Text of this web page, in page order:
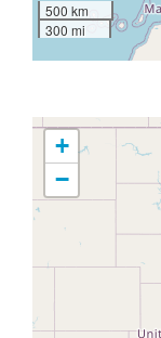
500 km
300 mi
+
−